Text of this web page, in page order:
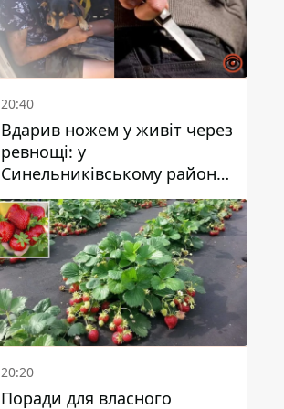
20:40
Вдарив ножем у живіт через
ревнощі: у
Синельниківському районі
затримали 49-річного
чоловіка за вбивство
20:20
Поради для власного